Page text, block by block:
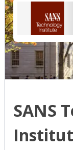
SANS